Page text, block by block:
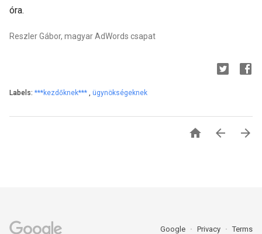
óra.
Reszler Gábor, magyar AdWords csapat
Labels: ***kezdőknek*** , ügynökségeknek
  
Google Privacy Terms